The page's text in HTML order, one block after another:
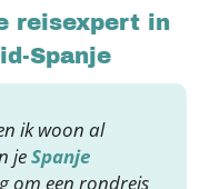
reisexpert in
Spanje
ik woon al
jeSpanje
om een rondreis